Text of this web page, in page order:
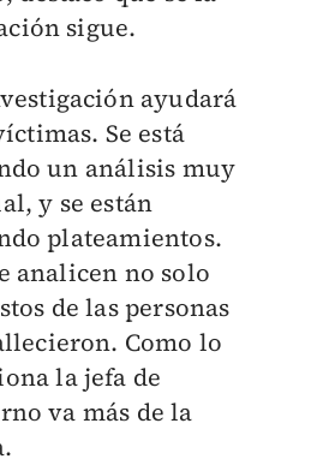
sigue.
ayudará
Se está
un análisis muy
y se están
plateamientos.
analicen no solo
de las personas
Como lo
la jefa de
va más de la